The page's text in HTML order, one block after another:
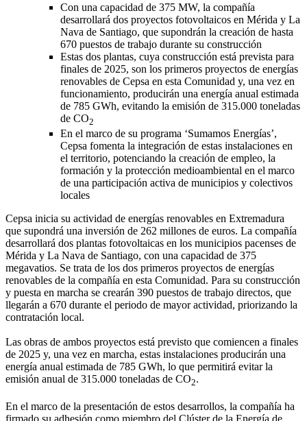
Con una capacidad de 375 MW, la compañía
desarrollará dos proyectos fotovoltaicos en Mérida y La
Nava de Santiago, que supondrán la creación de hasta
670 puestos de trabajo durante su construcción
Estas dos plantas, cuya construcción está prevista para
finales de 2025, son los primeros proyectos de energías
renovables de Cepsa en esta Comunidad y, una vez en
funcionamiento, producirán una energía anual estimada
de 785 GWh, evitando la emisión de 315.000 toneladas
de CO2
En el marco de su programa ‘Sumamos Energías’,
Cepsa fomenta la integración de estas instalaciones en
el territorio, potenciando la creación de empleo, la
formación y la protección medioambiental en el marco
de una participación activa de municipios y colectivos
locales
Cepsa inicia su actividad de energías renovables en Extremadura
que supondrá una inversión de 262 millones de euros. La compañía
desarrollará dos plantas fotovoltaicas en los municipios pacenses de
Mérida y La Nava de Santiago, con una capacidad de 375
megavatios. Se trata de los dos primeros proyectos de energías
renovables de la compañía en esta Comunidad. Para su construcción
y puesta en marcha se crearán 390 puestos de trabajo directos, que
llegarán a 670 durante el periodo de mayor actividad, priorizando la
contratación local.
Las obras de ambos proyectos está previsto que comiencen a finales
de 2025 y, una vez en marcha, estas instalaciones producirán una
energía anual estimada de 785 GWh, lo que permitirá evitar la
emisión anual de 315.000 toneladas de CO2.
En el marco de la presentación de estos desarrollos, la compañía ha
firmado su adhesión como miembro del Clúster de la Energía de